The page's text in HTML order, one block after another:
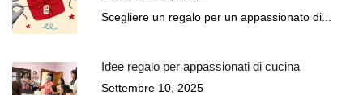
Scegliere un regalo per un appassionato di...
Idee regalo per appassionati di cucina
Settembre 10, 2025